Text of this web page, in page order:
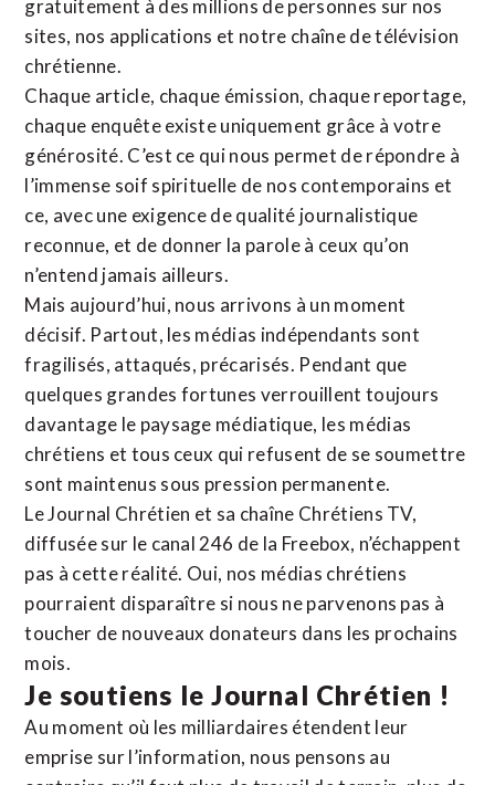
gratuitement à des millions de personnes sur nos
sites, nos applications et notre chaîne de télévision
chrétienne.
Chaque article, chaque émission, chaque reportage,
chaque enquête existe uniquement grâce à votre
générosité. C’est ce qui nous permet de répondre à
l’immense soif spirituelle de nos contemporains et
ce, avec une exigence de qualité journalistique
reconnue, et de donner la parole à ceux qu’on
n’entend jamais ailleurs.
Mais aujourd’hui, nous arrivons à un moment
décisif. Partout, les médias indépendants sont
fragilisés, attaqués, précarisés. Pendant que
quelques grandes fortunes verrouillent toujours
davantage le paysage médiatique, les médias
chrétiens et tous ceux qui refusent de se soumettre
sont maintenus sous pression permanente.
Le Journal Chrétien et sa chaîne Chrétiens TV,
diffusée sur le canal 246 de la Freebox, n’échappent
pas à cette réalité. Oui, nos médias chrétiens
pourraient disparaître si nous ne parvenons pas à
toucher de nouveaux donateurs dans les prochains
mois.
Je soutiens le Journal Chrétien !
Au moment où les milliardaires étendent leur
emprise sur l’information, nous pensons au